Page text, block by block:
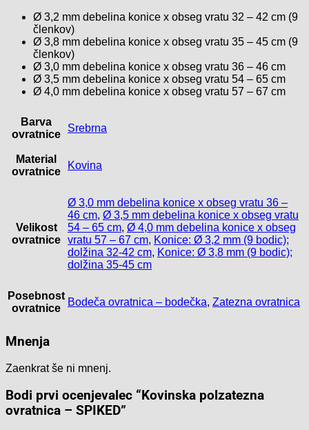
Ø 3,2 mm debelina konice x obseg vratu 32 – 42 cm (9
členkov)
Ø 3,8 mm debelina konice x obseg vratu 35 – 45 cm (9
členkov)
Ø 3,0 mm debelina konice x obseg vratu 36 – 46 cm
Ø 3,5 mm debelina konice x obseg vratu 54 – 65 cm
Ø 4,0 mm debelina konice x obseg vratu 57 – 67 cm
Barva
ovratnice
Srebrna
Material
ovratnice
Kovina
Velikost
ovratnice
Ø 3,0 mm debelina konice x obseg vratu 36 –
46 cm, Ø 3,5 mm debelina konice x obseg vratu
54 – 65 cm, Ø 4,0 mm debelina konice x obseg
vratu 57 – 67 cm, Konice: Ø 3,2 mm (9 bodic);
dolžina 32-42 cm, Konice: Ø 3,8 mm (9 bodic);
dolžina 35-45 cm
Posebnost
ovratnice
Bodeča ovratnica – bodečka, Zatezna ovratnica
Mnenja
Zaenkrat še ni mnenj.
Bodi prvi ocenjevalec “Kovinska polzatezna
ovratnica – SPIKED”